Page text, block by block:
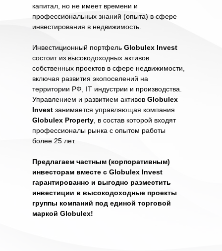
капитал, но не имеет времени и
профессиональных знаний (опыта) в сфере
инвестирования в недвижимость.
Инвестиционный портфель Globulex Invest
состоит из высокодоходных активов
собственных проектов в сфере недвижимости,
включая развития экопоселений на
территории РФ, IT индустрии и производства.
Управлением и развитием активов Globulex
Invest занимается управляющая компания
Globulex Property , в состав которой входят
профессионалы рынка с опытом работы
более 25 лет.
Предлагаем частным (корпоративным)
инвесторам вместе с Globulex Invest
гарантированно и выгодно разместить
инвестиции в высокодоходные проекты
группы компаний под единой торговой
маркой Globulex!